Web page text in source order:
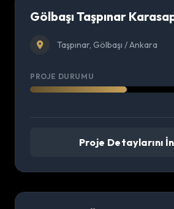
Taşpınar, Gölbaşı / Ankara
PROJE DURUMU
Proje Detaylarını